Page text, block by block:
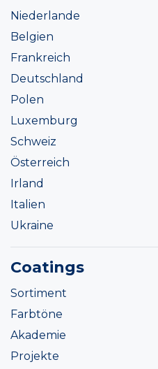
Niederlande
Belgien
Frankreich
Deutschland
Polen
Luxemburg
Schweiz
Österreich
Irland
Italien
Ukraine
Coatings
Sortiment
Farbtöne
Akademie
Projekte